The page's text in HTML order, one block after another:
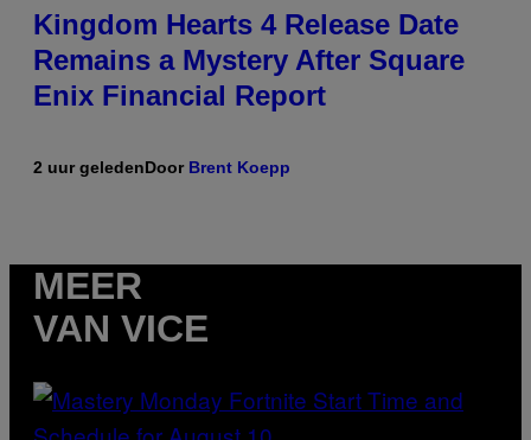
Kingdom Hearts 4 Release Date
Remains a Mystery After Square
Enix Financial Report
2 uur geledenDoor Brent Koepp
MEER
VAN VICE